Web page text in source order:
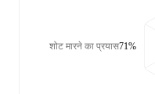
शोट मारने का प्रयास71%